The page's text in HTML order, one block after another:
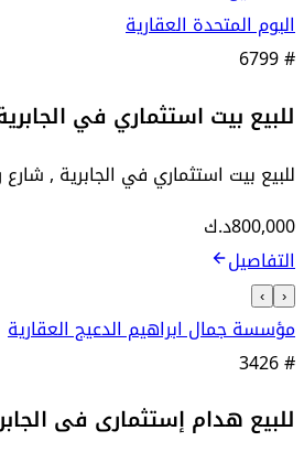
البوم المتحدة العقارية
6799#
للبيع بيت استثماري في
للبيع بيت استثماري في الجابرية , شارع رئيسي داخلي , مساحه 810
800,000د.ك
التفاصيل
‹
›
مؤسسة جمال ابراهيم الدعيج العقارية
3426#
للبيع هدام إستثمارى فى